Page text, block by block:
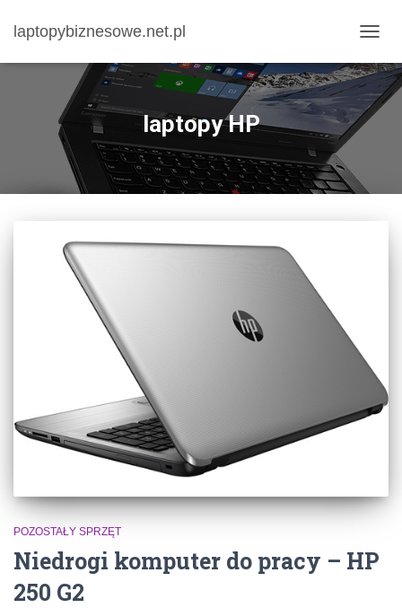
laptopybiznesowe.net.pl
laptopy HP
POZOSTAŁY SPRZĘT
Niedrogi komputer do pracy – HP
250 G2